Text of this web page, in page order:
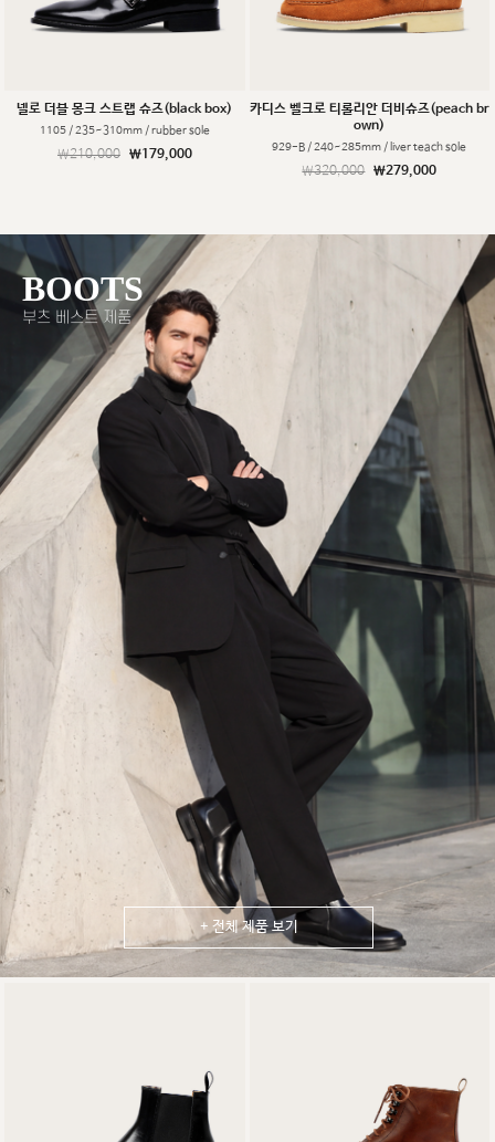
넬로 더블 몽크 스트랩 슈즈(black box)
1105 / 235~310mm / rubber sole
￦210,000 ￦179,000
카디스 벨크로 티롤리안 더비슈즈(peach br
own)
929-B / 240~285mm / liver teach sole
￦320,000 ￦279,000
BOOTS
부츠 베스트 제품
+ 전체 제품 보기